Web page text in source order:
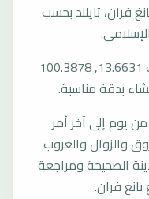
فران، تايلند بحسب
المرجع العام للمدينة يستخدم إحداثيات 13.6631, 100.3878
بدقة مناسبة.
يوم إلى آخر أمر
والزوال والغروب
الصحيحة ومراجعة
فران.